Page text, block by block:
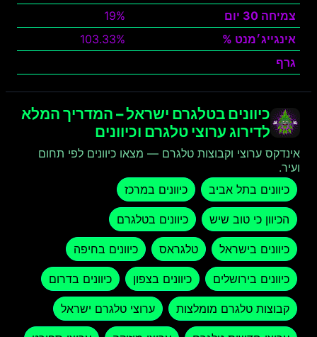
צמיחה 30 יום
19%
אינגייג׳מנט %
103.33%
גרף
כיוונים בטלגרם ישראל – המדריך המלא
לדירוג ערוצי טלגרם וכיוונים
אינדקס ערוצי וקבוצות טלגרם — מצאו כיוונים לפי תחום
ועיר.
כיוונים בתל אביב
כיוונים במרכז
הכיוון כי טוב שיש כיוונים בטלגרם
כיוונים בישראל טלגראס כיוונים בחיפה
כיוונים בירושלים כיוונים בצפון כיוונים בדרום
קבוצות טלגרם מומלצות ערוצי טלגרם ישראל